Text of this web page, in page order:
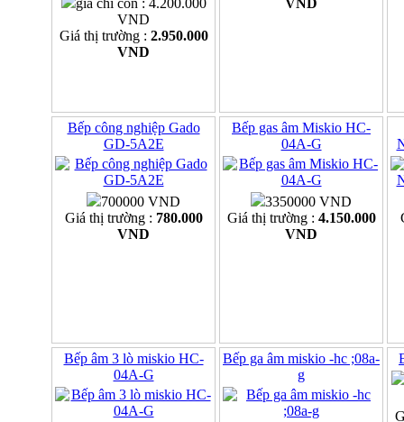
giá chỉ còn : 4.200.000
VND
Giá thị trường : 2.950.000
VND
VND
Bếp công nghiệp Gado
GD-5A2E
700000 VND
Giá thị trường : 780.000
VND
Bếp gas âm Miskio HC-
04A-G
3350000 VND
Giá thị trường : 4.150.000
VND
Bếp âm 3 lò miskio HC-
04A-G
Bếp ga âm miskio -hc ;08a-
g